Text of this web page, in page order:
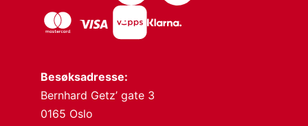
Besøksadresse:
Bernhard Getz’ gate 3
0165 Oslo